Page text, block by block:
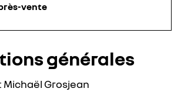
vente
générales
Michaël Grosjean